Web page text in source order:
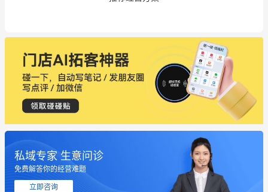
私域专家 生意问诊
免费解答你的经营难题
立即咨询